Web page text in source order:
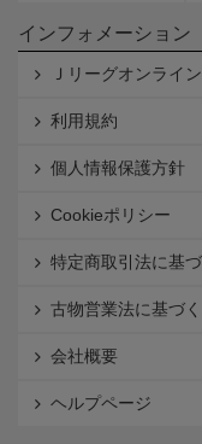
インフォメーション
Ｊリーグオンライ
利用規約
個人情報保護方針
Cookieポリシー
特定商取引法に基
古物営業法に基づ
会社概要
ヘルプページ